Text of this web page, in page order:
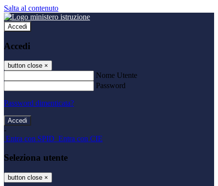
Salta al contenuto
Accedi
Accedi
button close ×
Nome Utente
Password
Password dimenticata?
-
Entra con SPID Entra con CIE
Seleziona utente
button close ×